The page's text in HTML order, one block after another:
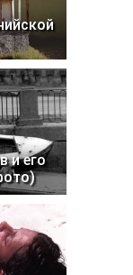
и его